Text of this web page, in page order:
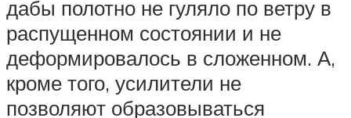
дабы полотно не гуляло по ветру в
распущенном состоянии и не
деформировалось в сложенном. А,
кроме того, усилители не
позволяют образовываться